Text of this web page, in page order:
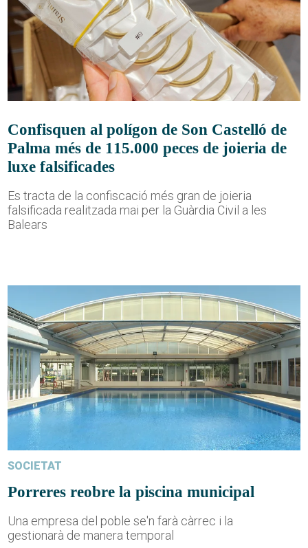
Confisquen al polígon de Son Castelló de
Palma més de 115.000 peces de joieria de
luxe falsificades
Es tracta de la confiscació més gran de joieria
falsificada realitzada mai per la Guàrdia Civil a les
Balears
SOCIETAT
Porreres reobre la piscina municipal
Una empresa del poble se'n farà càrrec i la
gestionarà de manera temporal